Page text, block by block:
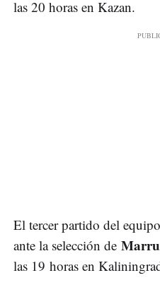
las 20 horas en Kazan.
El tercer partido del
ante la selección de
las 19 horas en